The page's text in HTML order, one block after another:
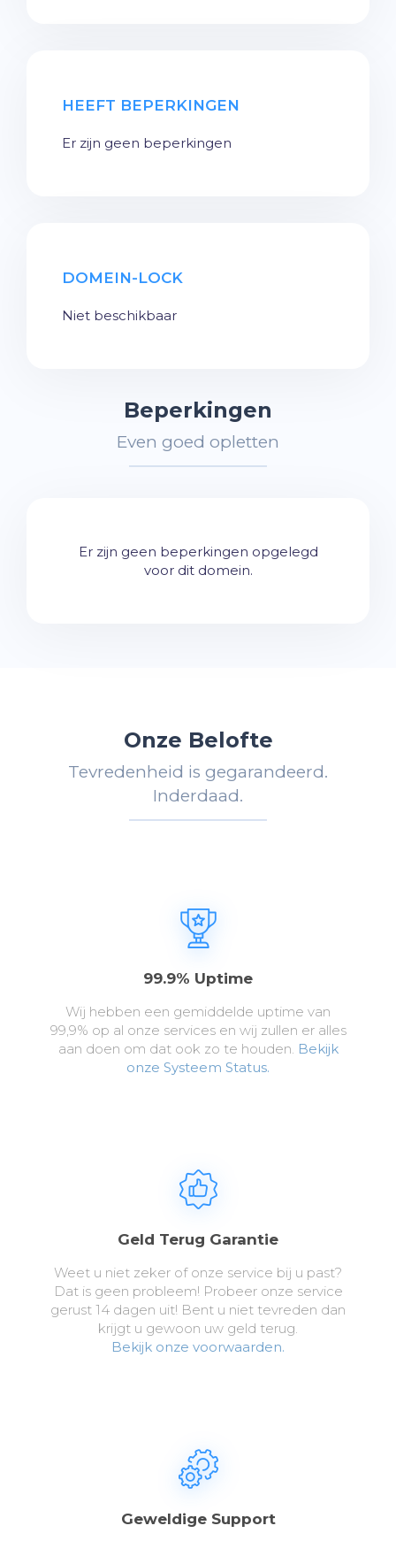
HEEFT BEPERKINGEN
Er zijn geen beperkingen
DOMEIN-LOCK
Niet beschikbaar
Beperkingen
Even goed opletten
Er zijn geen beperkingen opgelegd
voor dit domein.
Onze Belofte
Tevredenheid is gegarandeerd.
Inderdaad.
99.9% Uptime
Wij hebben een gemiddelde uptime van
99,9% op al onze services en wij zullen er alles
aan doen om dat ook zo te houden. Bekijk
onze Systeem Status.
Geld Terug Garantie
Weet u niet zeker of onze service bij u past?
Dat is geen probleem! Probeer onze service
gerust 14 dagen uit! Bent u niet tevreden dan
krijgt u gewoon uw geld terug.
Bekijk onze voorwaarden.
Geweldige Support